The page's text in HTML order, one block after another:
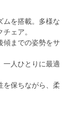
ムを搭載。多様な
ェア。
傾までの姿勢をサ
一人ひとりに最適
を保ちながら、柔